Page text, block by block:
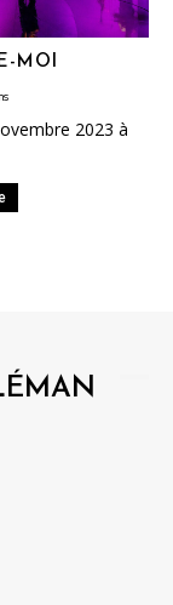
MOI
2023 à